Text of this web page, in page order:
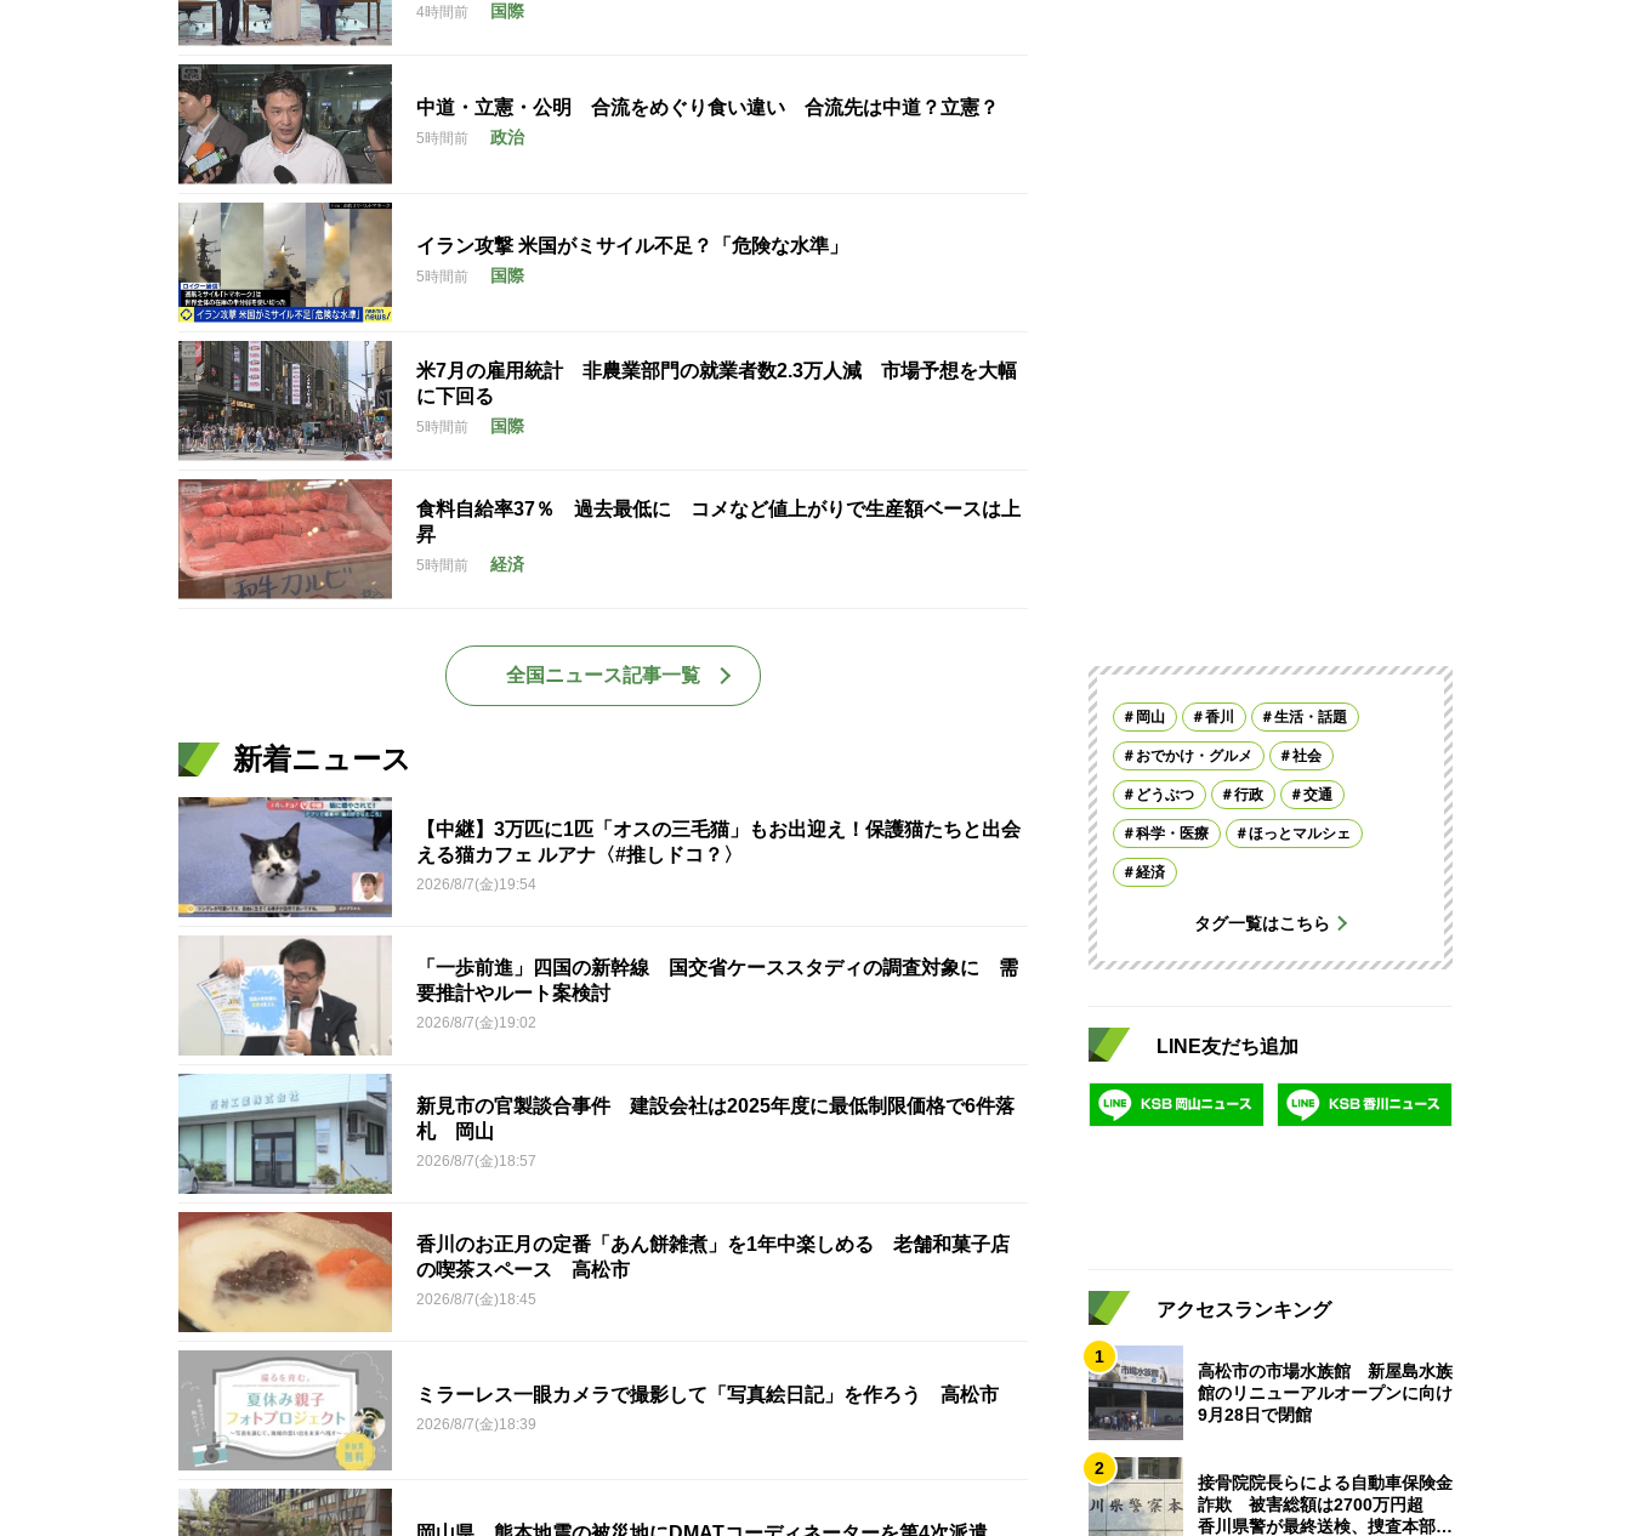
4時間前 国際
中道・立憲・公明 合流をめぐり食い違い 合流先は中道？立憲？
5時間前 政治
イラン攻撃 米国がミサイル不足？「危険な水準」
5時間前 国際
米7月の雇用統計 非農業部門の就業者数2.3万人減 市場予想を大幅
に下回る
5時間前 国際
食料自給率37％ 過去最低に コメなど値上がりで生産額ベースは上
昇
5時間前 経済
全国ニュース記事一覧
新着ニュース
【中継】3万匹に1匹「オスの三毛猫」もお出迎え！保護猫たちと出会
える猫カフェ ルアナ〈#推しドコ？〉
2026/8/7(金)19:54
「一歩前進」四国の新幹線 国交省ケーススタディの調査対象に 需
要推計やルート案検討
2026/8/7(金)19:02
新見市の官製談合事件 建設会社は2025年度に最低制限価格で6件落
札 岡山
2026/8/7(金)18:57
香川のお正月の定番「あん餅雑煮」を1年中楽しめる 老舗和菓子店
の喫茶スペース 高松市
2026/8/7(金)18:45
ミラーレス一眼カメラで撮影して「写真絵日記」を作ろう 高松市
2026/8/7(金)18:39
岡山 香川 生活・話題
おでかけ・グルメ 社会
どうぶつ 行政 交通
科学・医療 ほっとマルシェ
経済
タグ一覧はこちら
LINE友だち追加
アクセスランキング
1
高松市の市場水族館 新屋島水族
館のリニューアルオープンに向け
9月28日で閉館
2
接骨院院長らによる自動車保険金
詐欺 被害総額は2700万円超
香川県警が最終送検、捜査本部解